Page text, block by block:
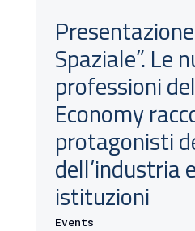
Spaziale”. Le
professioni
Economy
protagonisti
dell’industria
istituzioni
Events